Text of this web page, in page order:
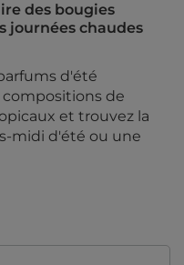
des bougies
journées chaudes
d'été
de
et trouvez la
midi d'été ou une